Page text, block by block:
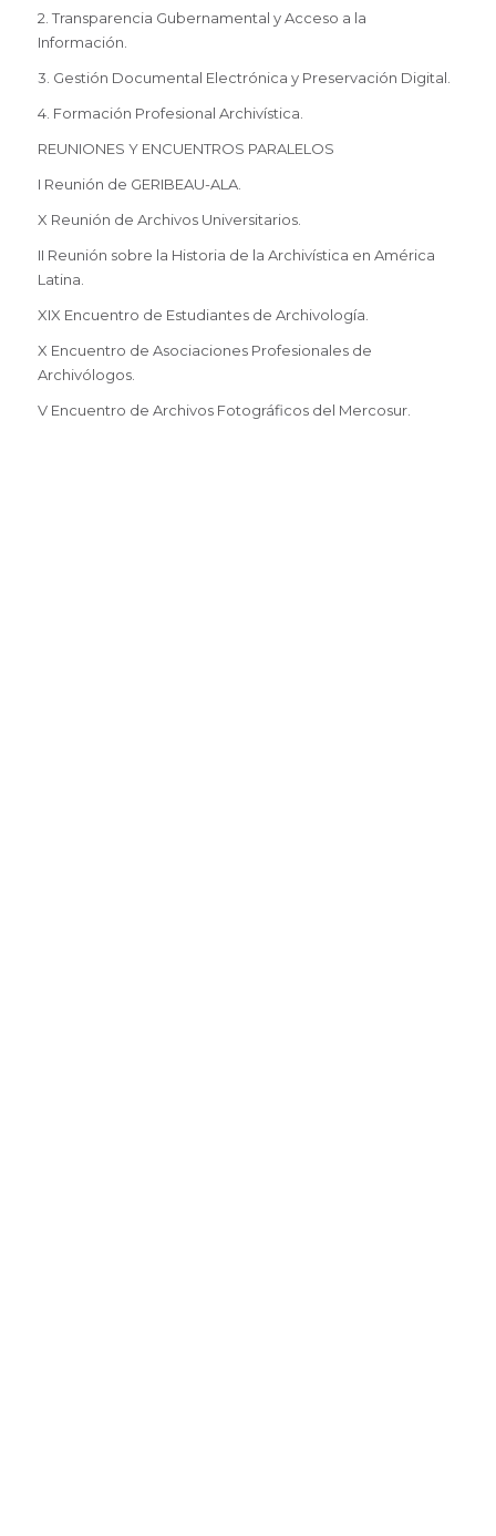
2. Transparencia Gubernamental y Acceso a la
Información.
3. Gestión Documental Electrónica y Preservación Digital.
4. Formación Profesional Archivística.
REUNIONES Y ENCUENTROS PARALELOS
I Reunión de GERIBEAU-ALA.
X Reunión de Archivos Universitarios.
II Reunión sobre la Historia de la Archivística en América
Latina.
XIX Encuentro de Estudiantes de Archivología.
X Encuentro de Asociaciones Profesionales de
Archivólogos.
V Encuentro de Archivos Fotográficos del Mercosur.